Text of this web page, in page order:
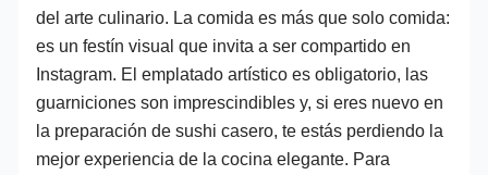
del arte culinario. La comida es más que solo comida:
es un festín visual que invita a ser compartido en
Instagram. El emplatado artístico es obligatorio, las
guarniciones son imprescindibles y, si eres nuevo en
la preparación de sushi casero, te estás perdiendo la
mejor experiencia de la cocina elegante. Para